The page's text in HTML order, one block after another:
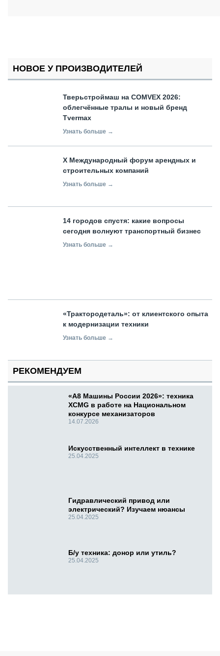
НОВОЕ У ПРОИЗВОДИТЕЛЕЙ
Тверьстроймаш на COMVEX 2026:
облегчённые тралы и новый бренд
Tvermax
Узнать больше →
X Международный форум арендных и
строительных компаний
Узнать больше →
14 городов спустя: какие вопросы
сегодня волнуют транспортный бизнес
Узнать больше →
«Трактородеталь»: от клиентского опыта
к модернизации техники
Узнать больше →
РЕКОМЕНДУЕМ
«А8 Машины России 2026»: техника
XCMG в работе на Национальном
конкурсе механизаторов
14.07.2026
Искусственный интеллект в технике
25.04.2025
Гидравлический привод или
электрический? Изучаем нюансы
25.04.2025
Б/у техника: донор или утиль?
25.04.2025